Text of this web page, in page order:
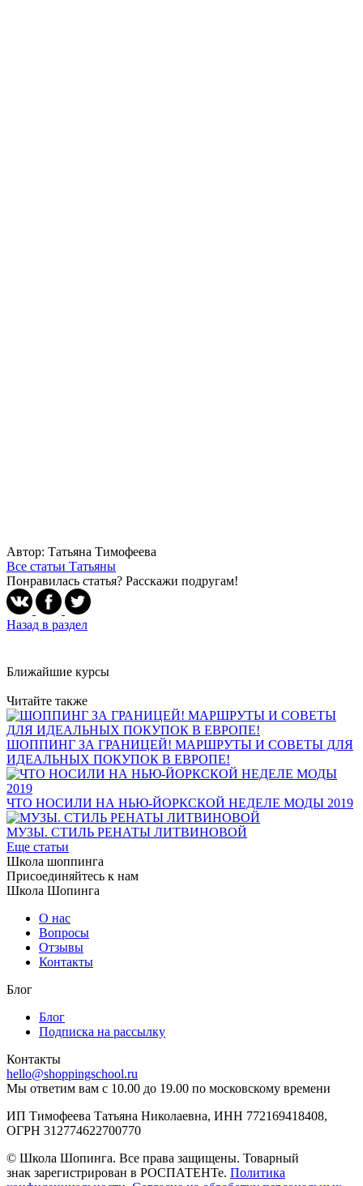
Автор: Татьяна Тимофеева
Все статьи Татьяны
Понравилась статья? Расскажи подругам!
Назад в раздел
Ближайшие курсы
Читайте также
ШОППИНГ ЗА ГРАНИЦЕЙ! МАРШРУТЫ И СОВЕТЫ ДЛЯ
ИДЕАЛЬНЫХ ПОКУПОК В ЕВРОПЕ!
ЧТО НОСИЛИ НА НЬЮ-ЙОРКСКОЙ НЕДЕЛЕ МОДЫ 2019
МУЗЫ. СТИЛЬ РЕНАТЫ ЛИТВИНОВОЙ
Еще статьи
Школа шоппинга
Присоединяйтесь к нам
Школа Шопинга
О нас
Вопросы
Отзывы
Контакты
Блог
Блог
Подписка на рассылку
Контакты
hello@shoppingschool.ru
Мы ответим вам с 10.00 до 19.00 по московскому времени
ИП Тимофеева Татьяна Николаевна, ИНН 772169418408,
ОГРН 312774622700770
© Школа Шопинга. Все права защищены. Товарный
знак зарегистрирован в РОСПАТЕНТе. Политика